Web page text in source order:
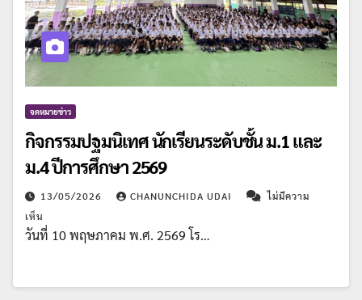
จดหมายข่าว
กิจกรรมปฐมนิเทศ นักเรียนระดับชั้น ม.1 และ
ม.4 ปีการศึกษา 2569
13/05/2026 CHANUNCHIDA UDAI
ไม่มีความ
เห็น
วันที่ 10 พฤษภาคม พ.ศ. 2569 โร…